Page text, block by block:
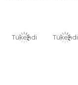
Tükendi Tükendi